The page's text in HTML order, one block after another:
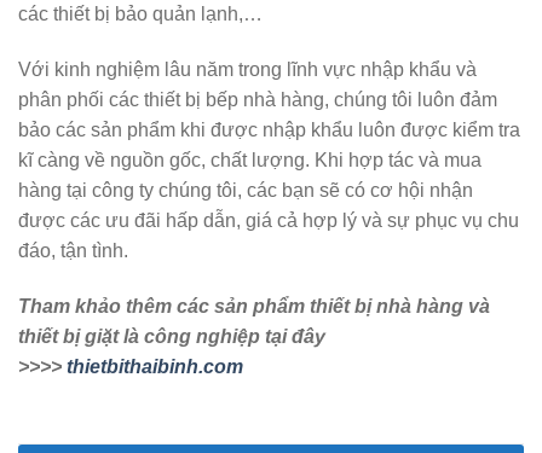
các thiết bị bảo quản lạnh,…
Với kinh nghiệm lâu năm trong lĩnh vực nhập khẩu và
phân phối các thiết bị bếp nhà hàng, chúng tôi luôn đảm
bảo các sản phẩm khi được nhập khẩu luôn được kiểm tra
kĩ càng về nguồn gốc, chất lượng. Khi hợp tác và mua
hàng tại công ty chúng tôi, các bạn sẽ có cơ hội nhận
được các ưu đãi hấp dẫn, giá cả hợp lý và sự phục vụ chu
đáo, tận tình.
Tham khảo thêm các sản phẩm thiết bị nhà hàng và
thiết bị giặt là công nghiệp tại đây
>>>> thietbithaibinh.com